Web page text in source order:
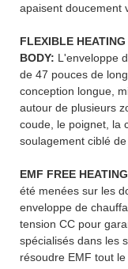
apaisent doucement
FLEXIBLE
BODY: L'enveloppe
de 47 pouces de
conception longue,
autour de plusieurs
coude, le poignet, la
soulagement ciblé de
EMF FREE
été menées sur les
enveloppe de
tension CC pour
spécialisés dans les
résoudre EMF tout le